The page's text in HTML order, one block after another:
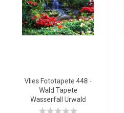
Vlies Fototapete 448 -
Wald Tapete
Wasserfall Urwald
Pflanzen Baum Natur